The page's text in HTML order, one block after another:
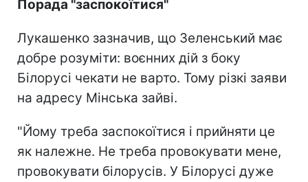
Порада "заспокоїтися"
Лукашенко зазначив, що Зеленський має
добре розуміти: воєнних дій з боку
Білорусі чекати не варто. Тому різкі заяви
на адресу Мінська зайві.
"Йому треба заспокоїтися і прийняти це
як належне. Не треба провокувати мене,
провокувати білорусів. У Білорусі дуже